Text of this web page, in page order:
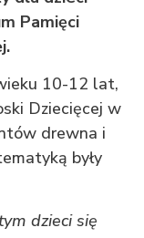
Pamięci
10-12 lat,
Dziecięcej w
drewna i
były
dzieci się